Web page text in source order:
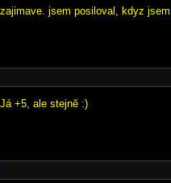
zajimave. jsem posiloval, kdyz
Já +5, ale stejně :)